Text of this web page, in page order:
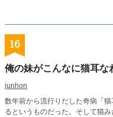
16
俺の妹がこんなに猫耳な
junhon
数年前から流行りだした奇病「
るというものだった。そして猫みた